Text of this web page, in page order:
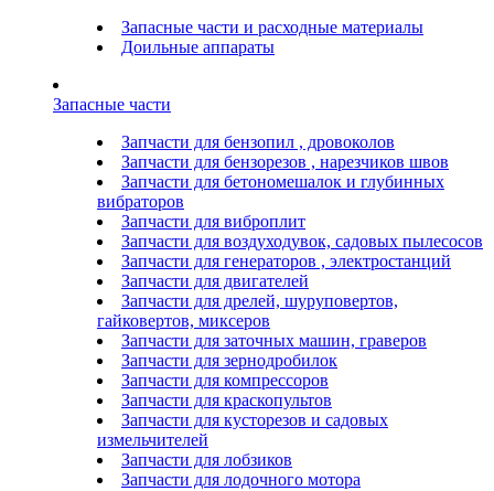
Запасные части и расходные материалы
Доильные аппараты
Запасные части
Запчасти для бензопил , дровоколов
Запчасти для бензорезов , нарезчиков швов
Запчасти для бетономешалок и глубинных
вибраторов
Запчасти для виброплит
Запчасти для воздуходувок, садовых пылесосов
Запчасти для генераторов , электростанций
Запчасти для двигателей
Запчасти для дрелей, шуруповертов,
гайковертов, миксеров
Запчасти для заточных машин, граверов
Запчасти для зернодробилок
Запчасти для компрессоров
Запчасти для краскопультов
Запчасти для кусторезов и садовых
измельчителей
Запчасти для лобзиков
Запчасти для лодочного мотора